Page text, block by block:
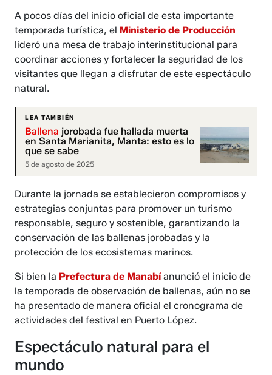
A pocos días del inicio oficial de esta importante
temporada turística, el Ministerio de Producción
lideró una mesa de trabajo interinstitucional para
coordinar acciones y fortalecer la seguridad de los
visitantes que llegan a disfrutar de este espectáculo
natural.
LEA TAMBIÉN
Ballena jorobada fue hallada muerta
en Santa Marianita, Manta: esto es lo
que se sabe
5 de agosto de 2025
Durante la jornada se establecieron compromisos y
estrategias conjuntas para promover un turismo
responsable, seguro y sostenible, garantizando la
conservación de las ballenas jorobadas y la
protección de los ecosistemas marinos.
Si bien la Prefectura de Manabíanunció el inicio de
la temporada de observación de ballenas, aún no se
ha presentado de manera oficial el cronograma de
actividades del festival en Puerto López.
Espectáculo natural para el
mundo